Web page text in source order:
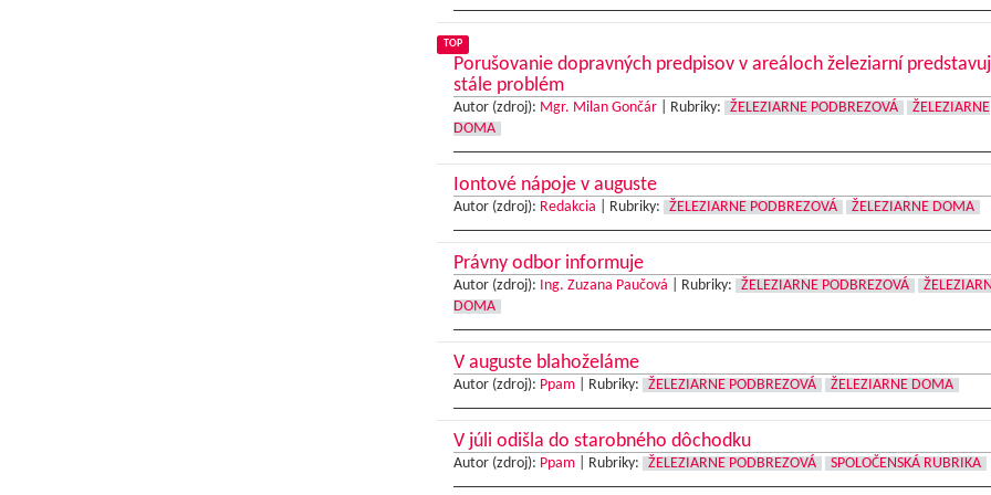
TOP
Porušovanie dopravných predpisov v areáloch železiarní
stále problém
Autor (zdroj): Mgr. Milan Gončár| Rubriky: ŽELEZIARNE PODBREZOVÁ
ŽELEZIARNE
DOMA
Iontové nápoje v auguste
Autor (zdroj): Redakcia Rubriky: ŽELEZIARNE PODBREZOVÁ ŽELEZIARNE DOMA
Právny odbor informuje
Autor (zdroj): Ing. Zuzana Paučová Rubriky: ŽELEZIARNE PODBREZOVÁ
DOMA
V auguste blahoželáme
Autor (zdroj): Ppam| Rubriky: ŽELEZIARNE PODBREZOVÁ ŽELEZIARNE DOMA
V júli odišla do starobného dôchodku
Autor (zdroj): Ppam| Rubriky: ŽELEZIARNE PODBREZOVÁ SPOLOČENSKÁ RUBRIKA